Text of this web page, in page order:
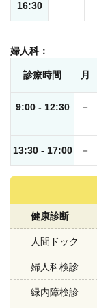
16:30
婦人科：
診療時間 月
9:00 - 12:30 －
13:30 - 17:00 －
健康診断
人間ドック
婦人科検診
緑内障検診